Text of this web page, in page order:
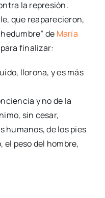
la represión.
que reaparecieron,
de María
finalizar:
llorona, y es más
y no de la
sin cesar,
humanos, de los pies
el peso del hombre,